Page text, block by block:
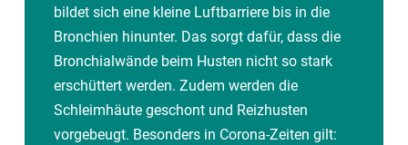
bildet sich eine kleine Luftbarriere bis in die
Bronchien hinunter. Das sorgt dafür, dass die
Bronchialwände beim Husten nicht so stark
erschüttert werden. Zudem werden die
Schleimhäute geschont und Reizhusten
vorgebeugt. Besonders in Corona-Zeiten gilt: